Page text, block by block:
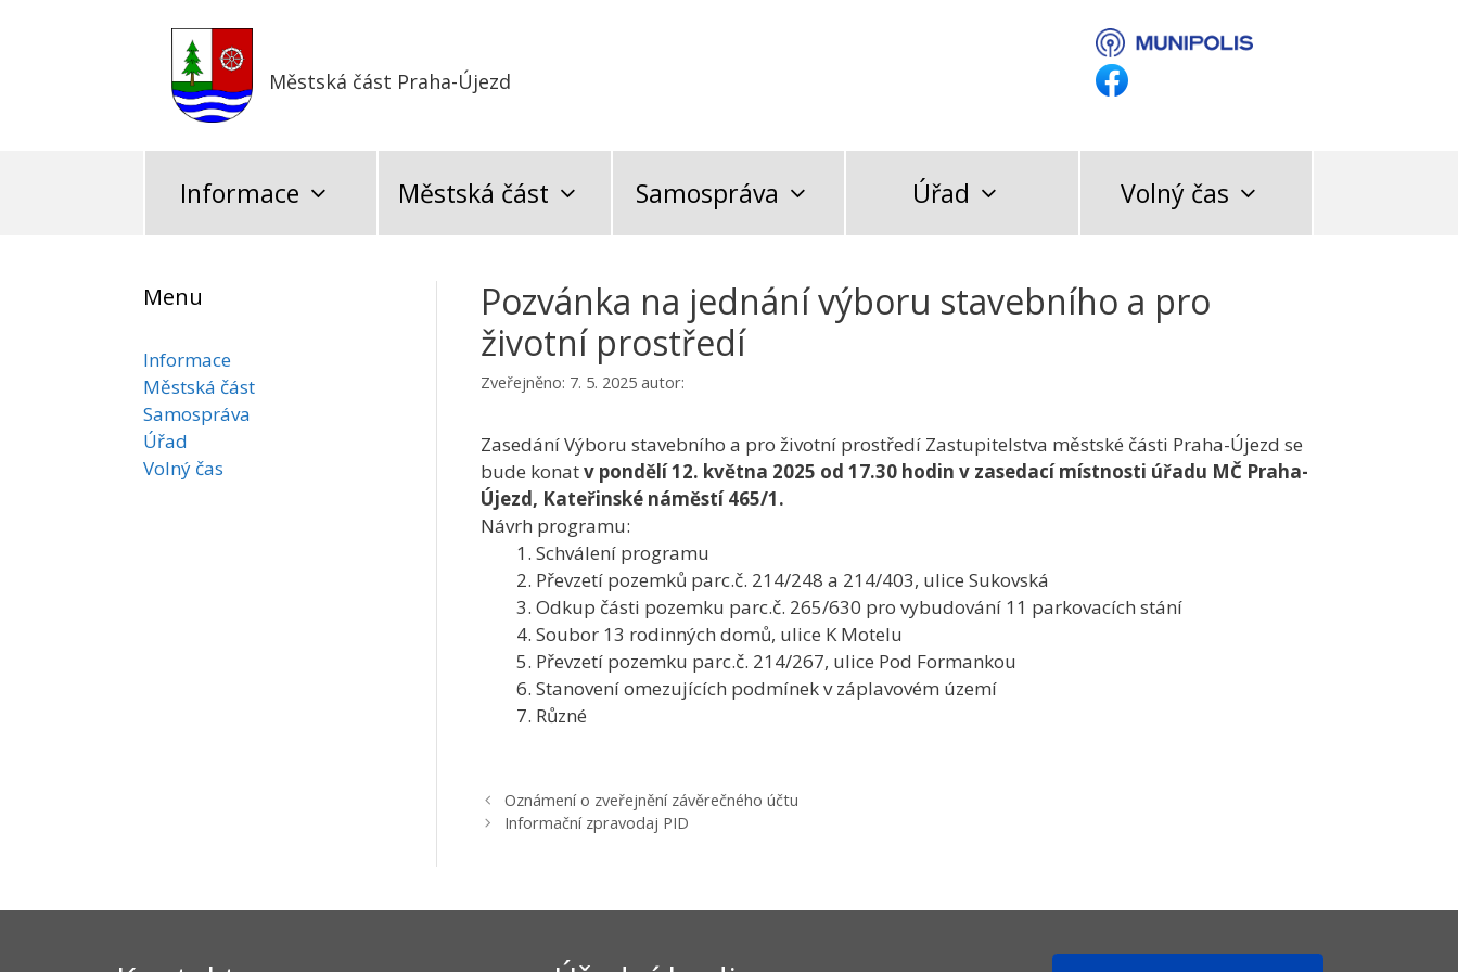
Městská část Praha-Újezd
Informace Městská část Samospráva Úřad Volný čas
Pozvánka na jednání výboru stavebního a pro
životní prostředí
Zveřejněno: 7. 5. 2025 autor:
Zasedání Výboru stavebního a pro životní prostředí Zastupitelstva městské části Praha-Újezd se
bude konatv pondělí 12. května 2025 od 17.30 hodin v zasedací místnosti úřadu MČ Praha-
Újezd, Kateřinské náměstí 465/1.
Návrh programu:
Schválení programu
Převzetí pozemků parc.č. 214/248 a 214/403, ulice Sukovská
Odkup části pozemku parc.č. 265/630 pro vybudování 11 parkovacích stání
Soubor 13 rodinných domů, ulice K Motelu
Převzetí pozemku parc.č. 214/267, ulice Pod Formankou
Stanovení omezujících podmínek v záplavovém území
Různé
Oznámení o zveřejnění závěrečného účtu
Informační zpravodaj PID
Menu
Informace
Městská část
Samospráva
Úřad
Volný čas